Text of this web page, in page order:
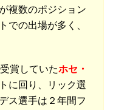
が複数のポジション
での出場が多く、
賞していたホセ・
に回り、リック選
ス選手は２年間フ